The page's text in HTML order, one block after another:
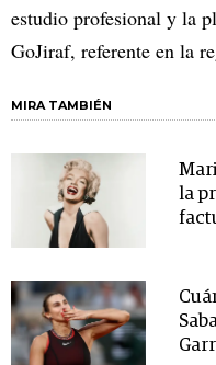
estudio profesional y la
GoJiraf, referente en la
MIRA TAMBIÉN
la